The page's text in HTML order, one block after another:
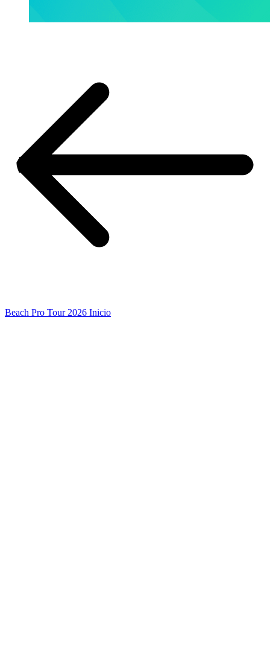
Beach Pro Tour 2026 Inicio